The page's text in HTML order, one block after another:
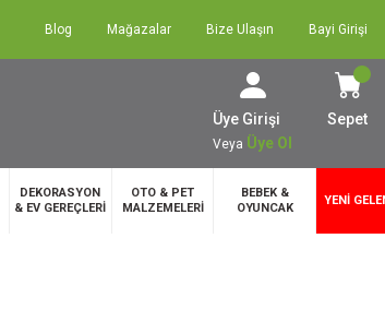
Blog Mağazalar Bize Ulaşın Bayi Girişi
Üye Girişi
Veya Üye Ol
Sepet
DEKORASYON
& EV GEREÇLERİ
OTO & PET
MALZEMELERİ
BEBEK &
OYUNCAK
YENİ